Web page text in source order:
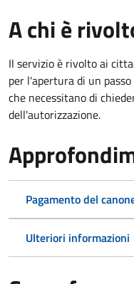
A chi è
Il servizio è rivolto ai
per l'apertura di un
che necessitano di
dell'autorizzazione.
Pagamento del
Ulteriori informazioni